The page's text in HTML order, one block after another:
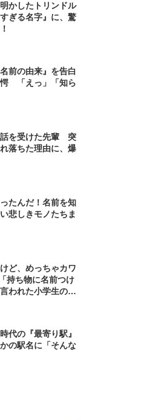
かしたトリンドル
ぎる名字』に、驚
前の由来』を告白
愕 「えっ」「知ら
を受けた先輩 突
落ちた理由に、爆
たんだ！名前を知
悲しきモノたちま
ど、めっちゃカワ
持ち物に名前つけ
われた小学生の勘
代の『最寄り駅』
の駅名に「そんな